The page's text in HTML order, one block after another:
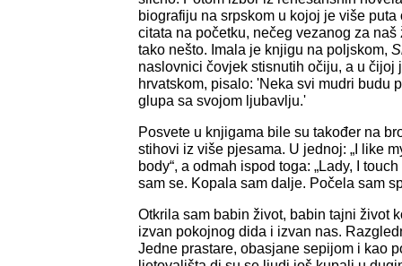
biografiju na srpskom u kojoj je više
citata na početku, nečeg vezanog za
tako nešto. Imala je knjigu na poljskom,
naslovnici čovjek stisnutih očiju, a u čijoj
hrvatskom, pisalo: 'Neka svi mudri budu
glupa sa svojom ljubavlju.'
Posvete u knjigama bile su također na
stihovi iz više pjesama. U jednoj: „I like
body“, a odmah ispod toga: „Lady, I
sam se. Kopala sam dalje. Počela sam
Otkrila sam babin život, babin tajni život
izvan pokojnog dida i izvan nas.
Jedne prastare, obasjane sepijom i kao